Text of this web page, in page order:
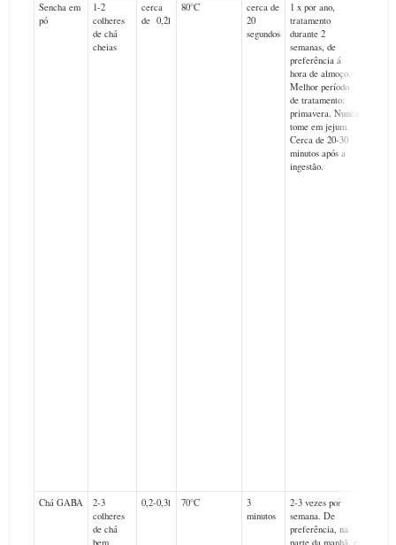
Sencha em
pó
1-2
colheres
de chá
cheias
cerca
de 0,2l
80°C
cerca de
20
segundos
1 x por ano,
tratamento
durante 2
semanas, de
preferência á
hora de almoço.
Melhor período
de tratamento:
primavera. Nunca
tome em jejum.
Cerca de 20-30
minutos após a
ingestão.
Chá GABA
2-3
colheres
de chá
0,2-0,3l 70°C
3
minutos
2-3 vezes por
semana. De
preferência, na